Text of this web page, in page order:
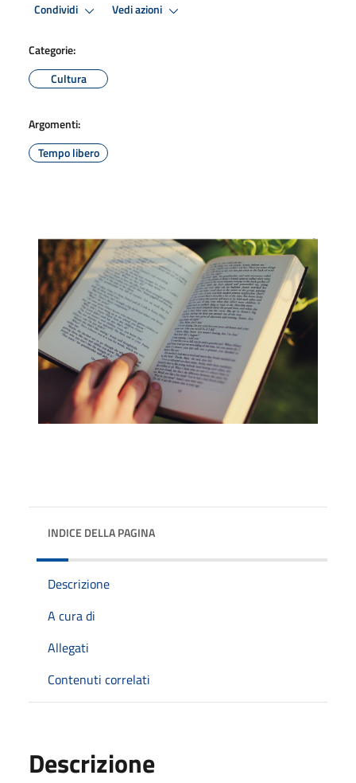
Condividi Vedi azioni
Categorie:
Cultura
Argomenti:
Tempo libero
INDICE DELLA PAGINA
Descrizione
A cura di
Allegati
Contenuti correlati
Descrizione